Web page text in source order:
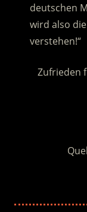
deutschen
wird also
verstehen!“
Zufrieden